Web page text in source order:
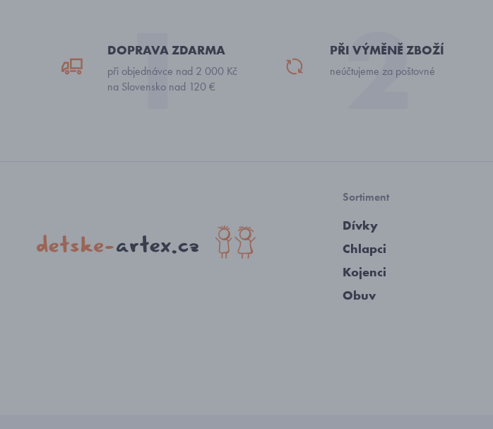
DOPRAVA ZDARMA
při objednávce nad 2 000 Kč
na Slovensko nad 120 €
PŘI VÝMĚNĚ ZBOŽÍ
neúčtujeme za poštovné
Sortiment
Dívky
Chlapci
Kojenci
Obuv